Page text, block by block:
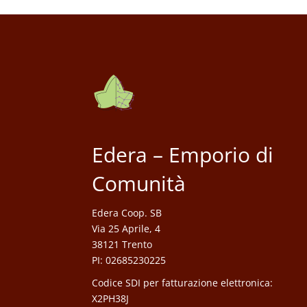
Edera – Emporio di
Comunità
Edera Coop. SB
Via 25 Aprile, 4
38121 Trento
PI: 02685230225
Codice SDI per fatturazione elettronica:
X2PH38J